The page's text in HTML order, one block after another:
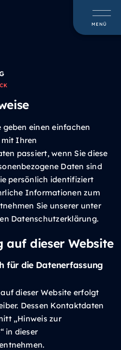
MENÜ
einen einfachen
mit Ihren
passiert, wenn Sie diese
Daten sind
persönlich identifiziert
Informationen zum
Sie unserer unter
Datenschutzerklärung.
auf dieser Website
für die Datenerfassung
dieser Website erfolgt
Dessen Kontaktdaten
„Hinweis zur
in dieser